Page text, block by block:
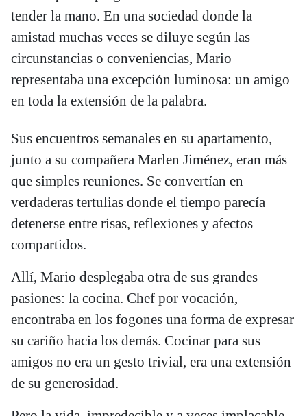
tender la mano. En una sociedad donde la
amistad muchas veces se diluye según las
circunstancias o conveniencias, Mario
representaba una excepción luminosa: un amigo
en toda la extensión de la palabra.
Sus encuentros semanales en su apartamento,
junto a su compañera Marlen Jiménez, eran más
que simples reuniones. Se convertían en
verdaderas tertulias donde el tiempo parecía
detenerse entre risas, reflexiones y afectos
compartidos.
Allí, Mario desplegaba otra de sus grandes
pasiones: la cocina. Chef por vocación,
encontraba en los fogones una forma de expresar
su cariño hacia los demás. Cocinar para sus
amigos no era un gesto trivial, era una extensión
de su generosidad.